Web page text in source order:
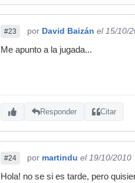
#23 por David Baizán el 15/10/
Me apunto a la jugada...
Responder Citar
#24 por martindu el 19/10/2010
Hola! no se si es tarde, pero